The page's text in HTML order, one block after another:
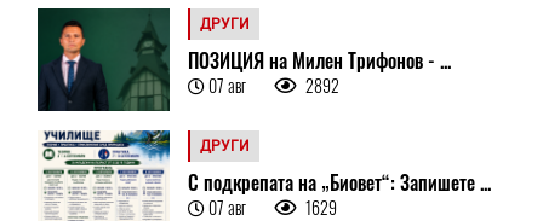
ДРУГИ
ПОЗИЦИЯ на Милен Трифонов - ...
07 авг 2892
ДРУГИ
С подкрепата на „Биовет“: Запишете ...
07 авг 1629